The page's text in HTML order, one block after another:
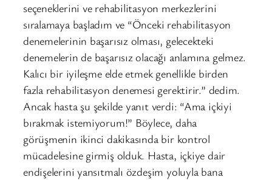
seçeneklerini ve rehabilitasyon merkezlerini
sıralamaya başladım ve “Önceki rehabilitasyon
denemelerinin başarısız olması, gelecekteki
denemelerin de başarısız olacağı anlamına gelmez.
Kalıcı bir iyileşme elde etmek genellikle birden
fazla rehabilitasyon denemesi gerektirir.” dedim.
Ancak hasta şu şekilde yanıt verdi: “Ama içkiyi
bırakmak istemiyorum!” Böylece, daha
görüşmenin ikinci dakikasında bir kontrol
mücadelesine girmiş olduk. Hasta, içkiye dair
endişelerini yansıtmalı özdeşim yoluyla bana